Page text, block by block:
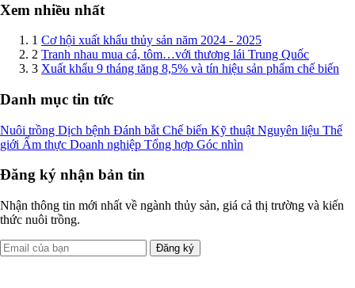
Xem nhiều nhất
1 Cơ hội xuất khẩu thủy sản năm 2024 - 2025
2 Tranh nhau mua cá, tôm…với thương lái Trung Quốc
3 Xuất khẩu 9 tháng tăng 8,5% và tín hiệu sản phẩm chế biến
Danh mục tin tức
Nuôi trồng Dịch bệnh Đánh bắt Chế biến Kỹ thuật Nguyên liệu Thế
giới Ẩm thực Doanh nghiệp Tổng hợp Góc nhìn
Đăng ký nhận bản tin
Nhận thông tin mới nhất về ngành thủy sản, giá cả thị trường và kiến
thức nuôi trồng.
Đăng ký